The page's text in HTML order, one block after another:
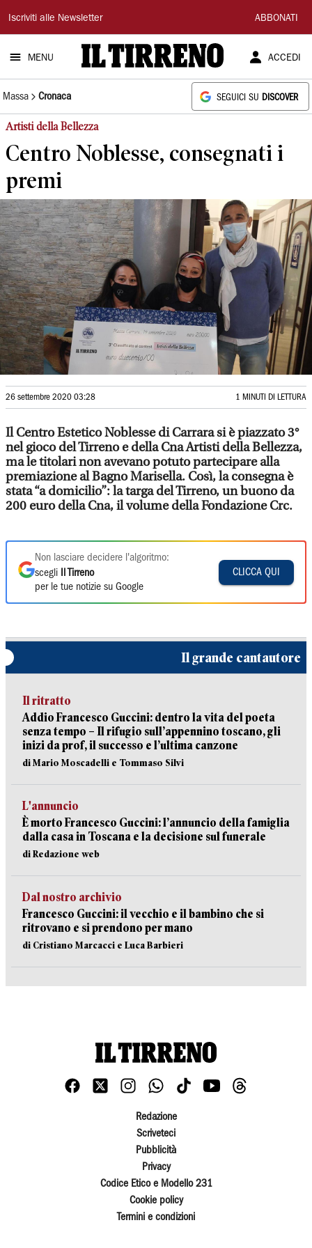
Il
Tirreno
Iscriviti alle Newsletter ABBONATI
MENU ACCEDI
Massa Cronaca SEGUICI SU DISCOVER
Artisti della Bellezza
Centro Noblesse, consegnati i
premi
26 settembre 2020 03:28 1 MINUTI DI LETTURA
Il Centro Estetico Noblesse di Carrara si è piazzato 3°
nel gioco del Tirreno e della Cna Artisti della Bellezza,
ma le titolari non avevano potuto partecipare alla
premiazione al Bagno Marisella. Così, la consegna è
stata “a domicilio”: la targa del Tirreno, un buono da
200 euro della Cna, il volume della Fondazione Crc.
Non lasciare decidere l'algoritmo:
scegli
Il Tirreno
per le tue notizie su Google
CLICCA QUI
Il grande cantautore
Il ritratto
Addio Francesco Guccini: dentro la vita del poeta
senza tempo – Il rifugio sull’appennino toscano, gli
inizi da prof, il successo e l’ultima canzone
di Mario Moscadelli e Tommaso Silvi
L'annuncio
È morto Francesco Guccini: l’annuncio della famiglia
dalla casa in Toscana e la decisione sul funerale
di Redazione web
Dal nostro archivio
Francesco Guccini: il vecchio e il bambino che si
ritrovano e si prendono per mano
di Cristiano Marcacci e Luca Barbieri
Redazione
Scriveteci
Pubblicità
Privacy
Codice Etico e Modello 231
Cookie policy
Termini e condizioni